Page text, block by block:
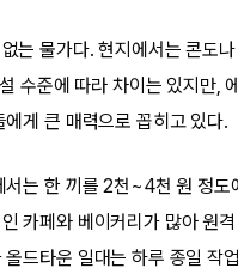
는 물가다. 현지에서는 콘도
수준에 따라 차이는 있지만,
게 큰 매력으로 꼽히고 있다.
는 한 끼를 2천~4천 원 정
카페와 베이커리가 많아 원
드타운 일대는 하루 종일 작